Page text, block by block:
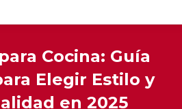
Cocina: Guía
Elegir Estilo y
en 2025